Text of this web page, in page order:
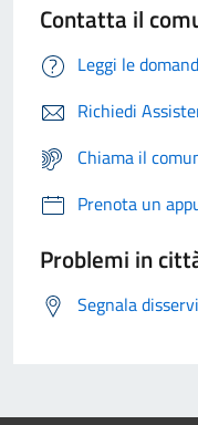
Contatta il
Leggi le
Richiedi
Chiama il
Prenota un
Problemi in
Segnala